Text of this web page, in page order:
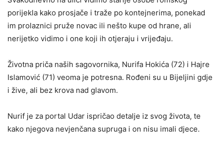
porijekla kako prosjače i traže po kontejnerima, ponekad
im prolaznici pruže novac ili nešto kupe od hrane, ali
nerijetko vidimo i one koji ih otjeraju i vrijeđaju.
Životna priča naših sagovornika, Nurifa Hokića (72) i Hajre
Islamović (71) veoma je potresna. Rođeni su u Bijeljini gdje
i žive, ali bez krova nad glavom.
Nurif je za portal Udar ispričao detalje iz svog života, te
kako njegova nevjenčana supruga i on nisu imali djece.